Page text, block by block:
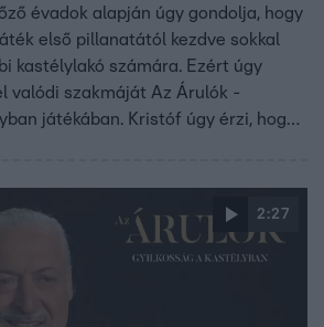
évadok alapján úgy gondolja, hogy
első pillanatától kezdve sokkal
kastélylakó számára. Ezért úgy
valódi szakmáját Az Árulók -
játékában. Kristóf úgy érzi, hogy
2:27